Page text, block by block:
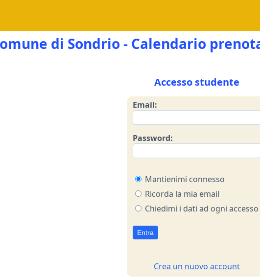
di Sondrio - Calendario
Accesso studente
Email:
Password:
Mantienimi connesso
Ricorda la mia email
Chiedimi i dati ad ogni accesso
Entra
Crea un nuovo account